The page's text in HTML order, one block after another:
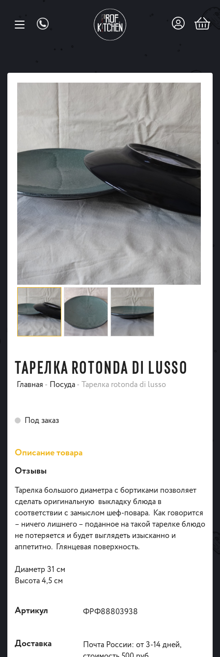
ТАРЕЛКА ROTONDA DI LUSSO
Главная - Посуда- Тарелка rotonda di lusso
Под заказ
Описание товара
Отзывы
Тарелка большого диаметра с бортиками позволяет
сделать оригинальную выкладку блюда в
соответствии с замыслом шеф-повара. Как говорится
– ничего лишнего – поданное на такой тарелке блюдо
не потеряется и будет выглядеть изысканно и
аппетитно. Глянцевая поверхность.
Диаметр 31 см
Высота 4,5 см
Артикул ФРФ88803938
Доставка
Почта России: от 3-14 дней,